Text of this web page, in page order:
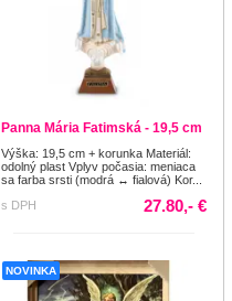
Panna Mária Fatimská - 19,5 cm
Výška: 19,5 cm + korunka Materiál:
odolný plast Vplyv počasia: meniaca
sa farba srsti (modrá ↔ fialová) Kor...
s DPH
27.80,- €
NOVINKA